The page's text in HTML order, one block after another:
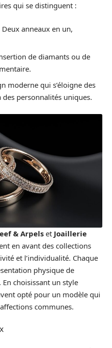
qui se distinguent :
Deux anneaux en un,
de diamants ou de
moderne qui s’éloigne des
des personnalités uniques.
& Arpels et Joaillerie
en avant des collections
et l’individualité. Chaque
physique de
En choisissant un style
opté pour un modèle qui
communes.